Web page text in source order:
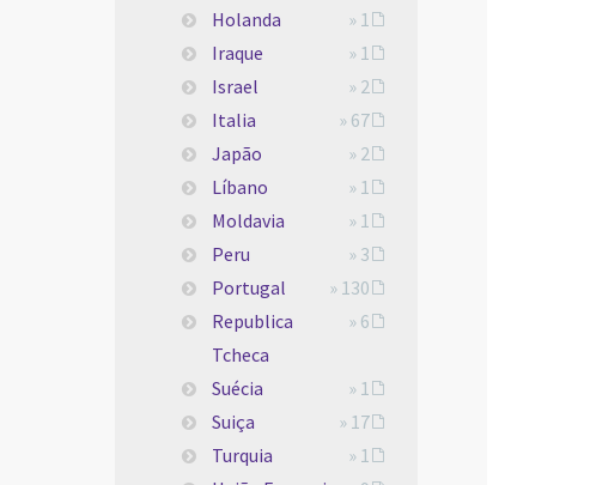
Holanda
» 1
Iraque
» 1
Israel
» 2
Italia
» 67
Japão
» 2
Líbano
» 1
Moldavia
» 1
Peru
» 3
Portugal
» 130
Republica
Tcheca
» 6
Suécia
» 1
Suiça
» 17
Turquia
» 1